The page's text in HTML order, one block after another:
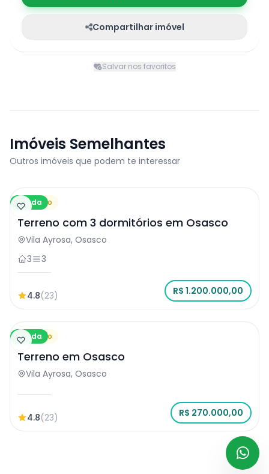
Compartilhar imóvel
Salvar nos favoritos
Imóveis Semelhantes
Outros imóveis que podem te interessar
Venda
Terreno
Terreno com 3 dormitórios em Osasco
Vila Ayrosa, Osasco
3
3
4.8(23) R$ 1.200.000,00
Venda
Terreno
Terreno em Osasco
Vila Ayrosa, Osasco
4.8(23) R$ 270.000,00